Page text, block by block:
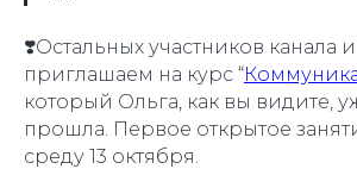
❣️Остальных участников канала и
приглашаем на курс “
который Ольга, как вы видите,
прошла. Первое открытое
среду 13 октября.